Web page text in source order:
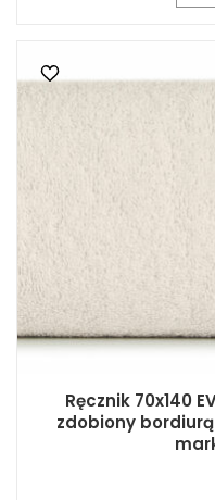
Ręcznik 70x140
zdobiony